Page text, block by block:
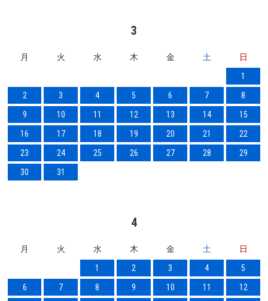
3
月 火 水 木 金 土
日
1
2
3 4 5 6 7
8
9
10 11 12 13 14
15
16
17 18 19 20 21
22
23
24 25 26 27 28
29
30
31
4
月 火 水 木 金 土
日
1
2 3 4
5
6
7 8 9 10 11
12